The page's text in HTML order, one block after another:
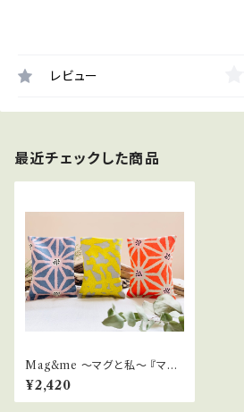
レビュー
最近チェックした商品
Mag&me ～マグと私～ 『マグ
ミー』
¥2,420